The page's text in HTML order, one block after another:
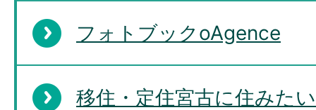
フォトブックoAgence
移住・定住宮古に住みた